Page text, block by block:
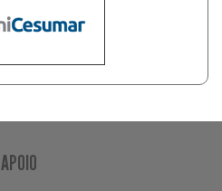
APOIO